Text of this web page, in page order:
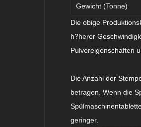
Gewicht (Tonne)
Die obige
h?herer
Pulvereigenschaften
Die Anzahl der
betragen. Wenn die
geringer.